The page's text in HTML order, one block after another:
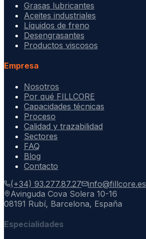
Grasas lubricantes
Aceites industriales
Líquidos de freno
Desengrasantes
Productos viscosos
Empresa
Nosotros
Por qué FILLCORE
Capacidades técnicas
Proceso
Calidad y trazabilidad
Sectores
FAQ
Blog
Contacto
(+34) 93.277.87.27
info@fillcore.es
Avinguda Cova Solera 10-16
08191 Rubí, Barcelona, España
Especialidades